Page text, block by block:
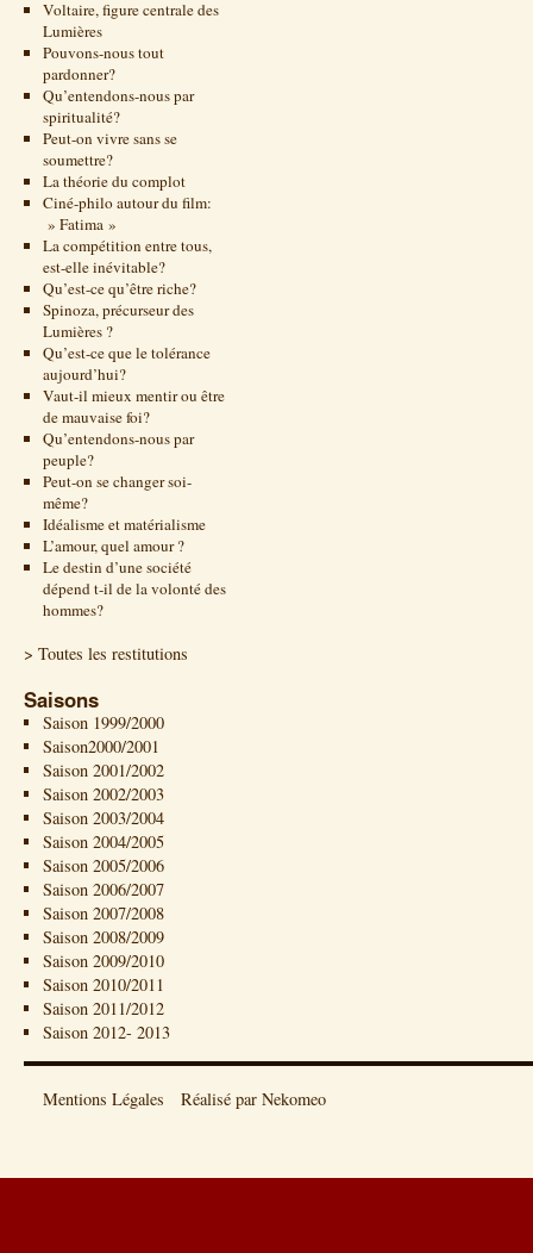
Voltaire, figure centrale des
Lumières
Pouvons-nous tout
pardonner?
Qu’entendons-nous par
spiritualité?
Peut-on vivre sans se
soumettre?
La théorie du complot
Ciné-philo autour du film:
» Fatima »
La compétition entre tous,
est-elle inévitable?
Qu’est-ce qu’être riche?
Spinoza, précurseur des
Lumières ?
Qu’est-ce que le tolérance
aujourd’hui?
Vaut-il mieux mentir ou être
de mauvaise foi?
Qu’entendons-nous par
peuple?
Peut-on se changer soi-
même?
Idéalisme et matérialisme
L’amour, quel amour ?
Le destin d’une société
dépend t-il de la volonté des
hommes?
> Toutes les restitutions
Saisons
Saison 1999/2000
Saison2000/2001
Saison 2001/2002
Saison 2002/2003
Saison 2003/2004
Saison 2004/2005
Saison 2005/2006
Saison 2006/2007
Saison 2007/2008
Saison 2008/2009
Saison 2009/2010
Saison 2010/2011
Saison 2011/2012
Saison 2012- 2013
Mentions Légales Réalisé par Nekomeo